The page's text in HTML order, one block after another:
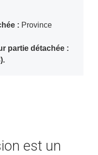
: Province
partie détachée :